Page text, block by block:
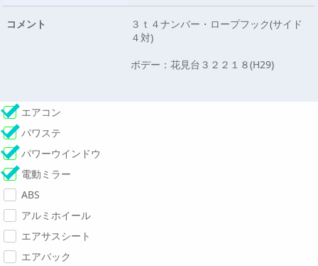
コメント
３ｔ４ナンバー・ロープフック(サイド
４対)
ボデー：花見台３２２１８(H29)
エアコン
パワステ
パワーウインドウ
電動ミラー
ABS
アルミホイール
エアサスシート
エアバック